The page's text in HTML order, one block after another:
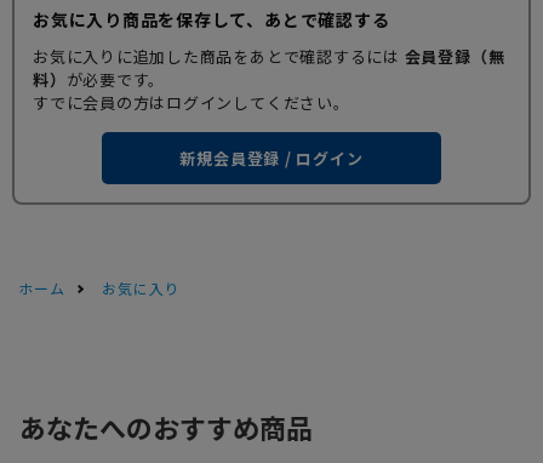
お気に入り商品を保存して、あとで確認する
お気に入りに追加した商品をあとで確認するには 会員登録（無
料） が必要です。
すでに会員の方はログインしてください。
新規会員登録 / ログイン
ホーム お気に入り